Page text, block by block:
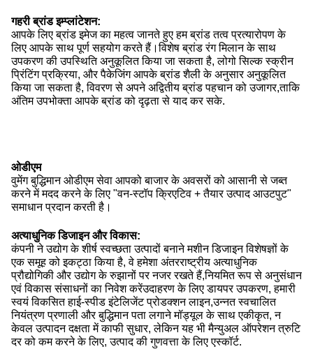
गहरी ब्रांड इम्प्लांटेशन:
आपके लिए ब्रांड इमेज का महत्व जानते हुए हम ब्रांड तत्व प्रत्यारोपण के
लिए आपके साथ पूर्ण सहयोग करते हैं।विशेष ब्रांड रंग मिलान के साथ
उपकरण की उपस्थिति अनुकूलित किया जा सकता है, लोगो सिल्क स्क्रीन
प्रिंटिंग प्रक्रिया, और पैकेजिंग आपके ब्रांड शैली के अनुसार अनुकूलित
किया जा सकता है, विवरण से अपने अद्वितीय ब्रांड पहचान को उजागर,ताकि
अंतिम उपभोक्ता आपके ब्रांड को दृढ़ता से याद कर सके.
ओडीएम
वुमेंग बुद्धिमान ओडीएम सेवा आपको बाजार के अवसरों को आसानी से जब्त
करने में मदद करने के लिए "वन-स्टॉप क्रिएटिव + तैयार उत्पाद आउटपुट"
समाधान प्रदान करती है।
अत्याधुनिक डिजाइन और विकास:
कंपनी ने उद्योग के शीर्ष स्वच्छता उत्पादों बनाने मशीन डिजाइन विशेषज्ञों के
एक समूह को इकट्ठा किया है, वे हमेशा अंतरराष्ट्रीय अत्याधुनिक
प्रौद्योगिकी और उद्योग के रुझानों पर नजर रखते हैं,नियमित रूप से अनुसंधान
एवं विकास संसाधनों का निवेश करेंउदाहरण के लिए डायपर उपकरण, हमारी
स्वयं विकसित हाई-स्पीड इंटेलिजेंट प्रोडक्शन लाइन,उन्नत स्वचालित
नियंत्रण प्रणाली और बुद्धिमान पता लगाने मॉड्यूल के साथ एकीकृत, न
केवल उत्पादन दक्षता में काफी सुधार, लेकिन यह भी मैन्युअल ऑपरेशन त्रुटि
दर को कम करने के लिए, उत्पाद की गुणवत्ता के लिए एस्कॉर्ट.